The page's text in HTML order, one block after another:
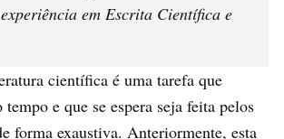
em Escrita Científica e
científica é uma tarefa que
e que se espera seja feita pelos
forma exaustiva. Anteriormente, esta